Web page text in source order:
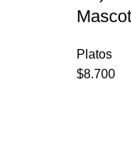
Platos
$8.700